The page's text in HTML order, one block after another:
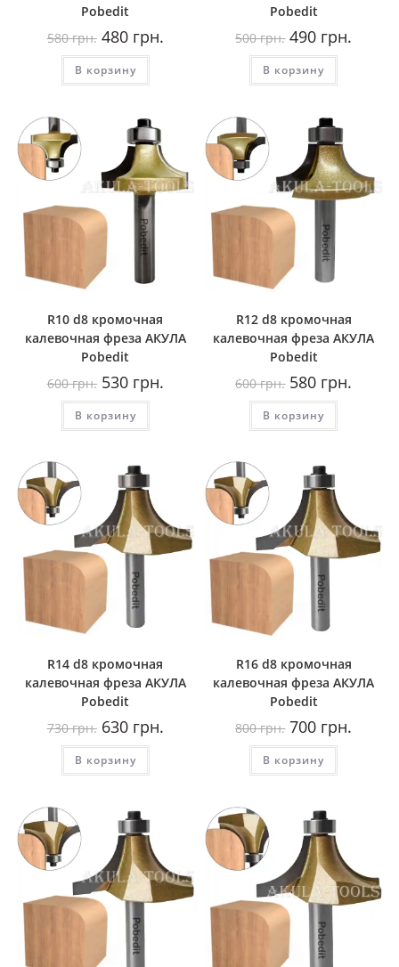
Pobedit
580грн. Первоначальная
цена
составляла
580
грн..
480грн.цена:
В корзину
Pobedit
500грн. Первоначальная
цена
составляла
500
грн..
490 грн.
В корзину
R10 d8 кромочная
калевочная фреза AКУЛА
Pobedit
600грн. Первоначальная
цена
составляла
600
грн..
530грн.цена:
В корзину
R12 d8 кромочная
калевочная фреза AКУЛА
Pobedit
600грн. Первоначальная
цена
составляла
600
грн..
580 грн.
В корзину
R14 d8 кромочная
калевочная фреза AКУЛА
Pobedit
730грн. Первоначальная
цена
составляла
730
грн..
630грн.цена:
В корзину
R16 d8 кромочная
калевочная фреза AКУЛА
Pobedit
800грн. Первоначальная
цена
составляла
800
грн..
700 грн.
В корзину